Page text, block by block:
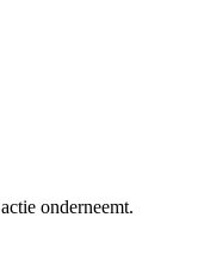
onderneemt.